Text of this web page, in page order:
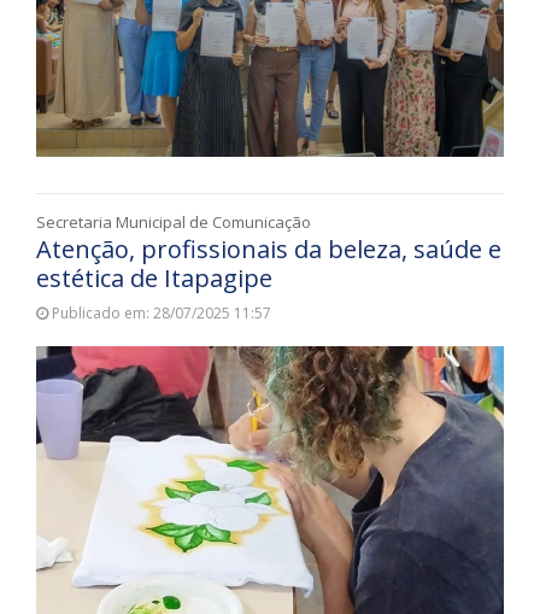
Secretaria Municipal de Comunicação
Atenção, profissionais da beleza, saúde e
estética de Itapagipe
Publicado em: 28/07/2025 11:57